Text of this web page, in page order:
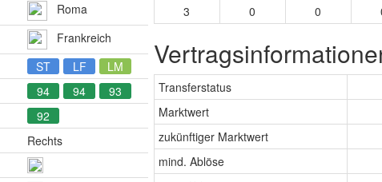
Roma
Frankreich
ST LF
LM
94 94
93
92
Rechts
3 0 0
Transferstatus
Marktwert
zukünftiger Marktwert
mind. Ablöse